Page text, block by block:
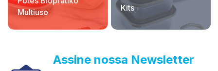
Multiuso
Kits
Assine nossa Newsletter